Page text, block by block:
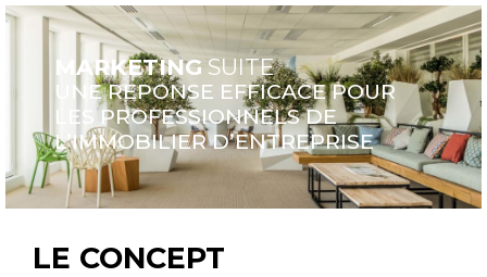
MARKETING SUITE
UNE REPONSE EFFICACE POUR
LES PROFESSIONNELS DE
L’IMMOBILIER D’ENTREPRISE
LE CONCEPT